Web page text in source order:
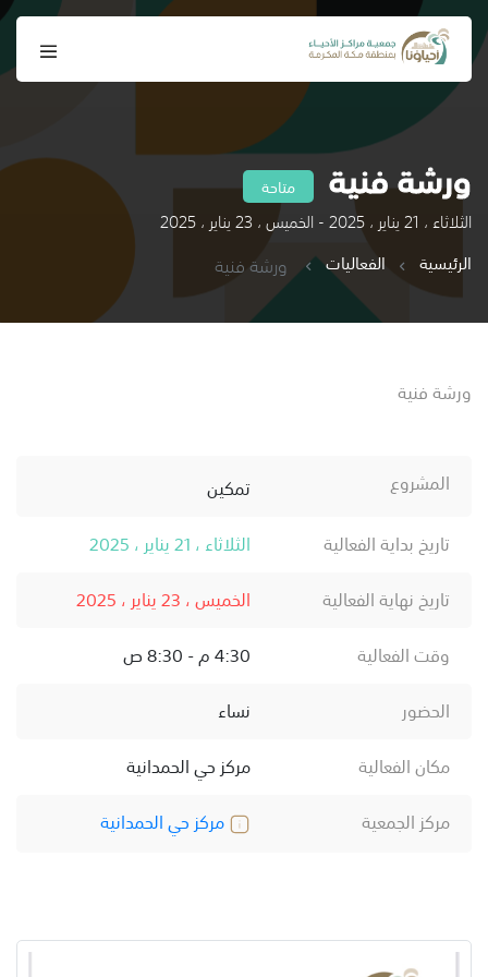
ورشة فنية متاحة
الثلاثاء ، 21 يناير ، 2025 - الخميس ، 23 يناير ، 2025
الرئيسية
الفعاليات ورشة فنية
ورشة فنية
المشروع
تمكين
تاريخ بداية الفعالية
الثلاثاء ، 21 يناير ، 2025
تاريخ نهاية الفعالية
الخميس ، 23 يناير ، 2025
وقت الفعالية
4:30 م - 8:30 ص
الحضور
نساء
مكان الفعالية
مركز حي الحمدانية
مركز الجمعية
مركز حي الحمدانية